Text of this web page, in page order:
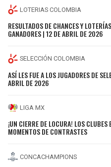
LOTERIAS COLOMBIA
RESULTADOS DE CHANCES Y
GANADORES | 12 DE ABRIL DE 2026
SELECCIÓN COLOMBIA
ASÍ LES FUE A LOS JUGADORES DE
ABRIL DE 2026
LIGA MX
¡UN CIERRE DE LOCURA! LOS
MOMENTOS DE CONTRASTES
CONCACHAMPIONS